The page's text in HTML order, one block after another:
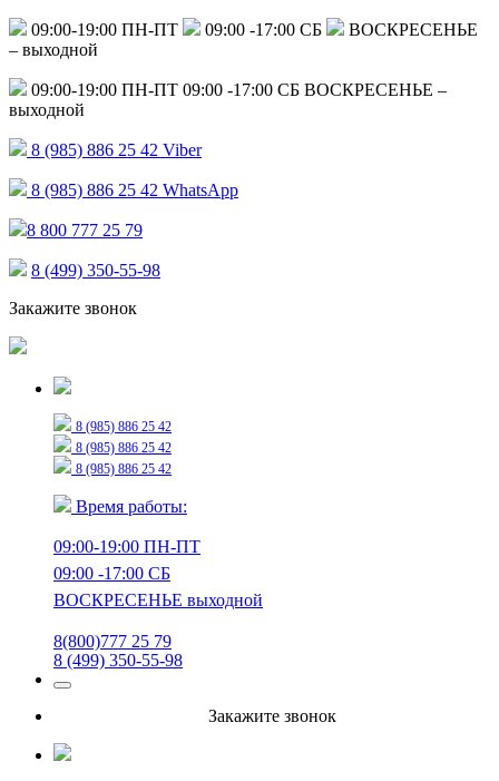
09:00-19:00 ПН-ПТ 09:00 -17:00 СБ
ВОСКРЕСЕНЬЕ
– выходной
09:00-19:00 ПН-ПТ 09:00 -17:00 СБ ВОСКРЕСЕНЬЕ –
выходной
8 (985) 886 25 42 Viber
8 (985) 886 25 42 WhatsApp
8 800 777 25 79
8 (499) 350-55-98
Закажите звонок
8 (985) 886 25 42
8 (985) 886 25 42
8 (985) 886 25 42
Время работы:
09:00-19:00 ПН-ПТ
09:00 -17:00 СБ
ВОСКРЕСЕНЬЕ выходной
8(800)777 25 79
8 (499) 350-55-98
Закажите звонок